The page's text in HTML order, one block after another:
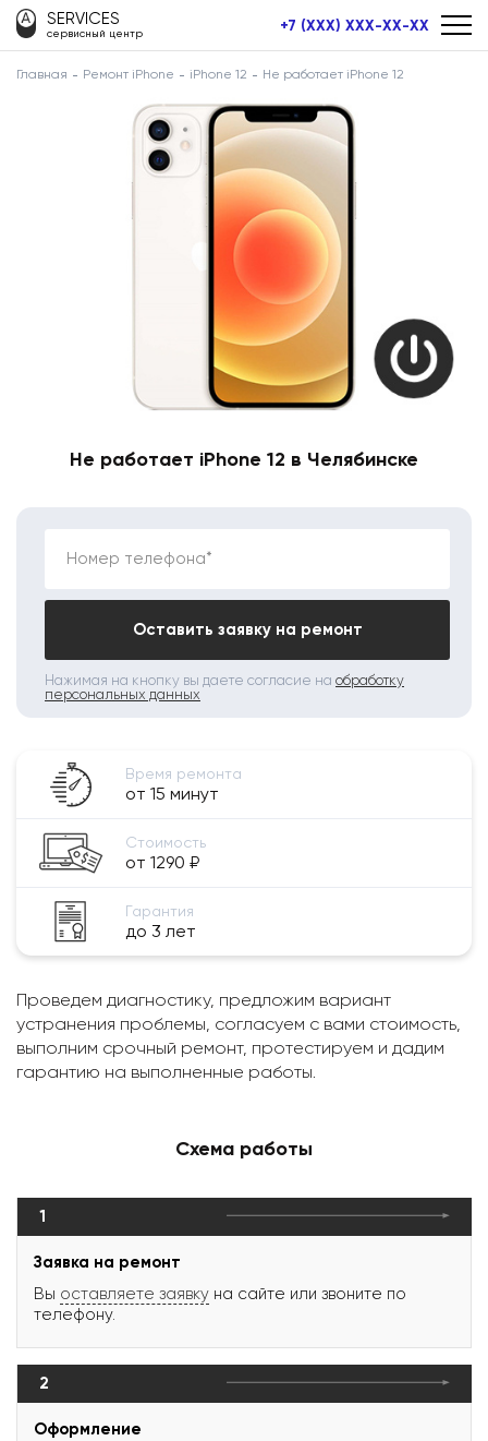
SERVICES
сервисный центр +7 (XXX) XXX-XX-XX
Главная Ремонт iPhone iPhone 12 Не работает iPhone 12
Не работает iPhone 12 в Челябинске
Номер телефона*
Оставить заявку на ремонт
Нажимая на кнопку вы даете согласие на обработку
персональных данных
Время ремонта
от 15 минут
Стоимость
от 1290 ₽
Гарантия
до 3 лет
Проведем диагностику, предложим вариант
устранения проблемы, согласуем с вами стоимость,
выполним срочный ремонт, протестируем и дадим
гарантию на выполненные работы.
Схема работы
1
Заявка на ремонт
Вы оставляете заявку на сайте или звоните по
телефону.
2
Оформление